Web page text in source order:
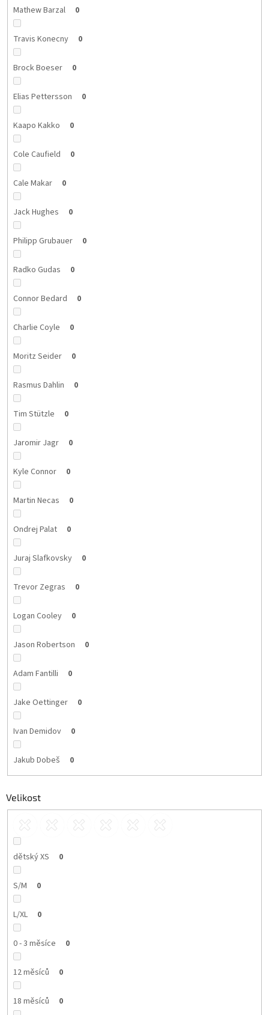
Mathew Barzal 0
Travis Konecny 0
Brock Boeser 0
Elias Pettersson 0
Kaapo Kakko 0
Cole Caufield 0
Cale Makar 0
Jack Hughes 0
Philipp Grubauer 0
Radko Gudas 0
Connor Bedard 0
Charlie Coyle 0
Moritz Seider 0
Rasmus Dahlin 0
Tim Stützle 0
Jaromir Jagr 0
Kyle Connor 0
Martin Necas 0
Ondrej Palat 0
Juraj Slafkovsky 0
Trevor Zegras 0
Logan Cooley 0
Jason Robertson 0
Adam Fantilli 0
Jake Oettinger 0
Ivan Demidov 0
Jakub Dobeš 0
Velikost
dětský XS 0
S/M 0
L/XL 0
0 - 3 měsíce 0
12 měsíců 0
18 měsíců 0